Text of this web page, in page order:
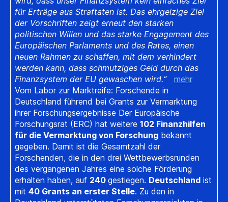
für Erträge aus Straftaten ist. Das ehrgeizige Ziel
der Vorschriften zeigt erneut den starken
politischen Willen und das starke Engagement des
Europäischen Parlaments und des Rates, einen
neuen Rahmen zu schaffen, mit dem verhindert
werden kann, dass schmutziges Geld durch das
Finanzsystem der EU gewaschen wird.“
mehr
Vom Labor zur Marktreife: Forschende in
Deutschland führend bei Grants zur Vermarktung
ihrer Forschungsergebnisse Der Europäische
Forschungsrat (ERC) hat weitere 102 Finanzhilfen
für die Vermarktung von Forschung bekannt
gegeben. Damit ist die Gesamtzahl der
Forschenden, die in den drei Wettbewerbsrunden
des vergangenen Jahres eine solche Förderung
erhalten haben, auf 240 gestiegen. Deutschland ist
mit 40 Grants an erster Stelle. Zu den in